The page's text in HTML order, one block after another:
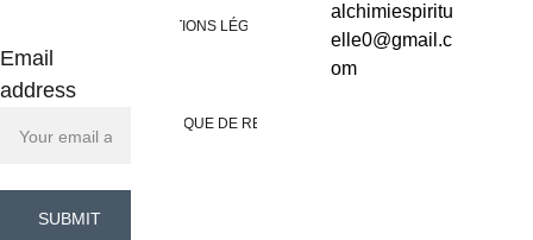
alchimiespiritu
elle0@gmail.c
om
Email
address
SUBMIT
MENTIONS LÉGALES
POLITIQUE DE RETOUR